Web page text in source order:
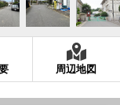
周辺地図
店
東京支店